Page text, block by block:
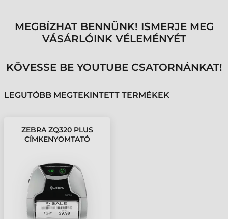
MEGBÍZHAT BENNÜNK! ISMERJE MEG
VÁSÁRLÓINK VÉLEMÉNYÉT
KÖVESSE BE YOUTUBE CSATORNÁNKAT!
LEGUTÓBB MEGTEKINTETT TERMÉKEK
ZEBRA ZQ320 PLUS
CÍMKENYOMTATÓ